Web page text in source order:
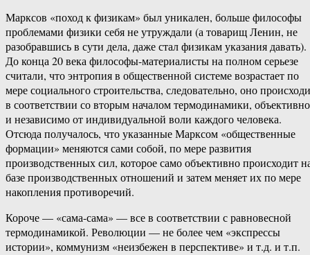
Марксов «поход к физикам» был уникален, больше философы
проблемами физики себя не утруждали (а товарищ Ленин, не
разобравшись в сути дела, даже стал физикам указания давать).
До конца 20 века философы-материалисты на полном серьезе
считали, что энтропия в общественной системе возрастает по
мере социального строительства, следовательно, оно
в соответствии со вторым началом термодинамики, объективно
и независимо от индивидуальной воли каждого человека.
Отсюда получалось, что указанные Марксом «общественные
формации» меняются сами собой, по мере развития
производственных сил, которое само объективно происходит
базе производственных отношений и затем меняет их по мере
накопления противоречий.
Короче — «сама-сама» — все в соответствии с равновесной
термодинамикой. Революции — не более чем «экспрессы
истории», коммунизм «неизбежен в перспективе» и т.д. и т.п.